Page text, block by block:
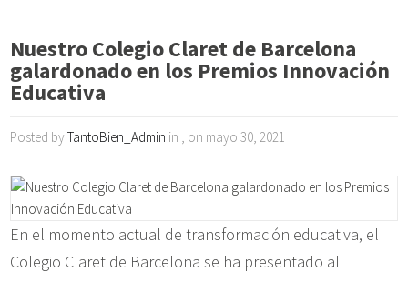
Nuestro Colegio Claret de Barcelona
galardonado en los Premios Innovación
Educativa
Posted byTantoBien_Admin in , on mayo 30, 2021
En el momento actual de transformación educativa, el
Colegio Claret de Barcelona se ha presentado al